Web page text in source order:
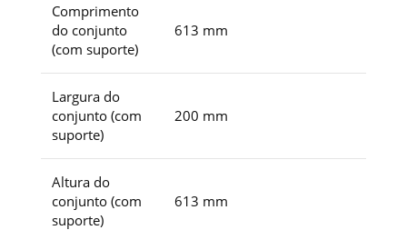
Comprimento
do conjunto
(com suporte)
613 mm
Largura do
conjunto (com
suporte)
200 mm
Altura do
conjunto (com
suporte)
613 mm